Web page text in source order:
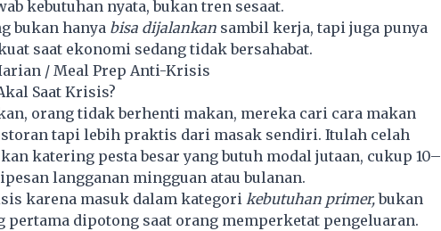
kebutuhan nyata, bukan tren sesaat.
bukan hanya bisa dijalankansambil kerja, tapi juga punya
saat ekonomi sedang tidak bersahabat.
/ Meal Prep Anti-Krisis
Saat Krisis?
orang tidak berhenti makan, mereka cari cara makan
tapi lebih praktis dari masak sendiri. Itulah celah
katering pesta besar yang butuh modal jutaan, cukup 10–
langganan mingguan atau bulanan.
karena masuk dalam kategori kebutuhan primer,bukan
pertama dipotong saat orang memperketat pengeluaran.